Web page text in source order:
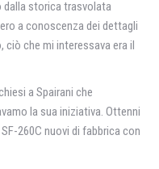
dalla storica trasvolata
a conoscenza dei dettagli
che mi interessava era il
a Spairani che
la sua iniziativa. Ottenni
260C nuovi di fabbrica con